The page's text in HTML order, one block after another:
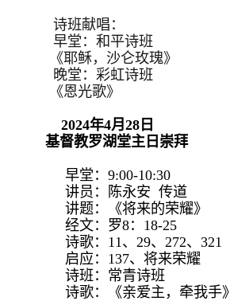
诗班献唱：
早堂：和平诗班
《耶稣，沙仑玫瑰》
晚堂：彩虹诗班
《恩光歌》
2024年4月28日
基督教罗湖堂主日崇拜
早堂：9:00-10:30
讲员：陈永安 传道
讲题：《将来的荣耀》
经文：罗8：18-25
诗歌：11、29、272、321
启应：137、将来荣耀
诗班：常青诗班
诗歌：《亲爱主，牵我手》